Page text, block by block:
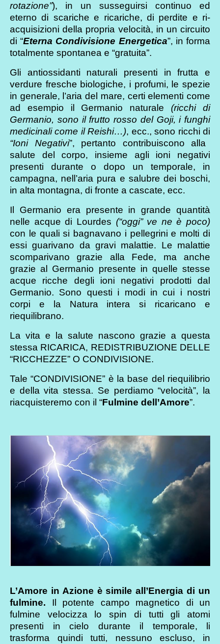
rotazione”), in un susseguirsi continuo ed
eterno di scariche e ricariche, di perdite e ri-
acquisizioni della propria velocità, in un circuito
di “Eterna Condivisione Energetica”, in forma
totalmente spontanea e “gratuita”.
Gli antiossidanti naturali presenti in frutta e
verdure fresche biologiche, i profumi, le spezie
in generale, l’aria del mare, certi elementi come
ad esempio il Germanio naturale (ricchi di
Germanio, sono il frutto rosso del Goji, i funghi
medicinali come il Reishi…), ecc., sono ricchi di
“Ioni Negativi”, pertanto contribuiscono alla
salute del corpo, insieme agli ioni negativi
presenti durante o dopo un temporale, in
campagna, nell’aria pura e salubre dei boschi,
in alta montagna, di fronte a cascate, ecc.
Il Germanio era presente in grande quantità
nelle acque di Lourdes (“oggi” ve ne è poco)
con le quali si bagnavano i pellegrini e molti di
essi guarivano da gravi malattie. Le malattie
scomparivano grazie alla Fede, ma anche
grazie al Germanio presente in quelle stesse
acque ricche degli ioni negativi prodotti dal
Germanio. Sono questi i modi in cui i nostri
corpi e la Natura intera si ricaricano e
riequilibrano.
La vita e la salute nascono grazie a questa
stessa RICARICA, REDISTRIBUZIONE DELLE
“RICCHEZZE” O CONDIVISIONE.
Tale “CONDIVISIONE” è la base del riequilibrio
e della vita stessa. Se perdiamo “velocità”, la
riacquisteremo con il “Fulmine dell’Amore”.
L’Amore in Azione è simile all’Energia di un
fulmine. Il potente campo magnetico di un
fulmine velocizza lo spin di tutti gli atomi
presenti in cielo durante il temporale, li
trasforma quindi tutti, nessuno escluso, in